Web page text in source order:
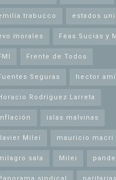
trabucco estados
morales Feas Sucias y
Frente de Todos
Seguras hector
Rodríguez Larreta
islas malvinas
Milei mauricio macri
sala Milei
sindical paritarias